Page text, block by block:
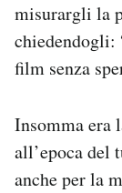
misurargli la
chiedendogli:
film senza
Insomma era
all’epoca del
anche per la